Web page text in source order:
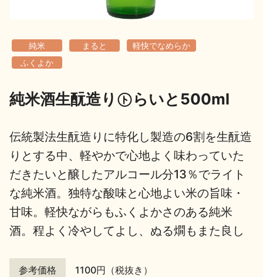
お楽しみコンテンツ
地酒川柳 地酒小説
純米 まると
軽快でなめらか
ふくよか
純米酒生酛造り㋣らいと500ml
伝統製法生酛造りに特化し製造の6割を生酛造
りとする中、軽やかで心地よく味わっていた
だきたいと醸したアルコール分13％でライト
な純米酒。独特な酸味と心地よい米の旨味・
甘味。軽快ながらもふくよかさのある純米
酒。程よく冷やしてよし、ぬる燗もまた良し
参考価格 1100円（税抜き）